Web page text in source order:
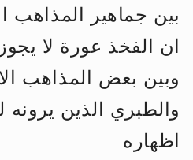
اقرأ هذا
الحجّ..
بين جماهير المذاهب
ان الفخذ عورة لا
وبين بعض المذاهب
والطبري الذين
اظهاره